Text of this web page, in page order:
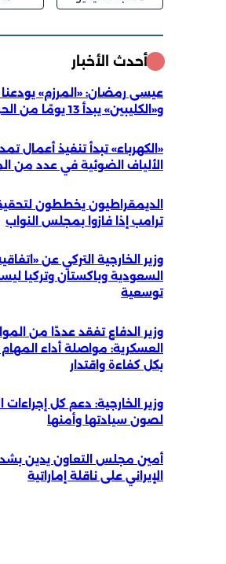
أحدث الأخبار
و«الكليبين» يبدأ 13 يومًا من الحر والرطوبة
«الكهرباء» تبدأ تنفيذ أعمال
الألياف الضوئية في عدد من
الديمقراطيون يخططون
ترامب إذا فازوا بمجلس النواب
وزير الخارجية التركي عن
السعودية وباكستان وتركيا
توسعية
وزير الدفاع تفقد عددًا من
العسكرية: مواصلة أداء المهام
بكل كفاءة واقتدار
وزير الخارجية: دعم كل إجراءات
لصون سيادتها وأمنها
أمين مجلس التعاون يدين
الإيراني على ناقلة إماراتية